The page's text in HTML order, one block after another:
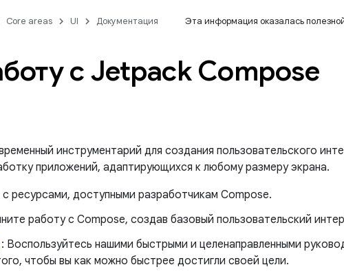
Core areas UI Документация Эта информация оказалась
с Jetpack Compose
инструментарий для создания пользовательского
приложений, адаптирующихся к любому размеру экрана.
ресурсами, доступными разработчикам Compose.
работу с Compose, создав базовый пользовательский
: Воспользуйтесь нашими быстрыми и целенаправленными
чтобы вы как можно быстрее достигли своей цели.